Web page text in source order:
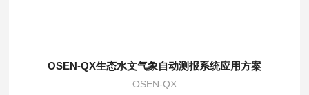
OSEN-QX生态水文气象自动测报系统应用方案
OSEN-QX